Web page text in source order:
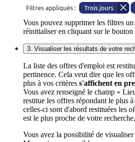
Vous pouvez supprimer les filtres
réinitialiser en cliquant sur le
3. Visualiser les résultats de votre
La liste des offres d'emploi est
pertinence. Cela veut dire que les
plus à vos critères s'affichent en
Vous avez renseigné le champ «
restitue les offres répondant le plus
celles-ci sont d'abord restituées les
est le plus proche de votre recherche.
Vous avez la possibilité de